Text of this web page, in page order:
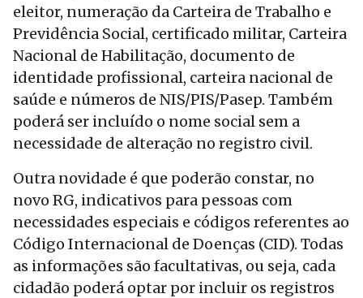
eleitor, numeração da Carteira de Trabalho e
Previdência Social, certificado militar, Carteira
Nacional de Habilitação, documento de
identidade profissional, carteira nacional de
saúde e números de NIS/PIS/Pasep. Também
poderá ser incluído o nome social sem a
necessidade de alteração no registro civil.
Outra novidade é que poderão constar, no
novo RG, indicativos para pessoas com
necessidades especiais e códigos referentes ao
Código Internacional de Doenças (CID). Todas
as informações são facultativas, ou seja, cada
cidadão poderá optar por incluir os registros